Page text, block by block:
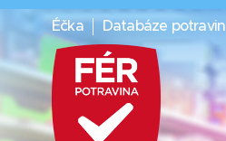
Éčka Databáze potravin